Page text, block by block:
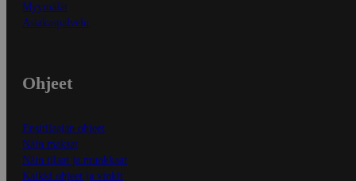
Myymälät
Asiakaspalvelu
Ohjeet
Ensitilaajan ohjeet
Näin maksat
Näin tilaat ja muokkaat
Kaikki ohjeet ja vinkit